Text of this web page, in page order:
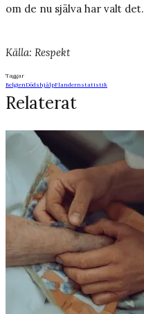
om de nu själva har valt det.
Källa: Respekt
Taggar
BelgienDödshjälpFlandernstatistik
Relaterat